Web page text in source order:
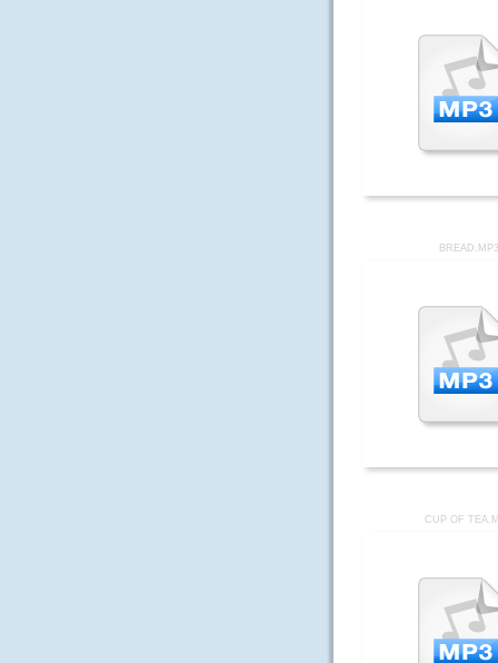
BREAD.MP3
CUP OF